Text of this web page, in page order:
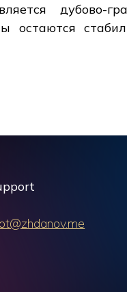
дубово-
остаются